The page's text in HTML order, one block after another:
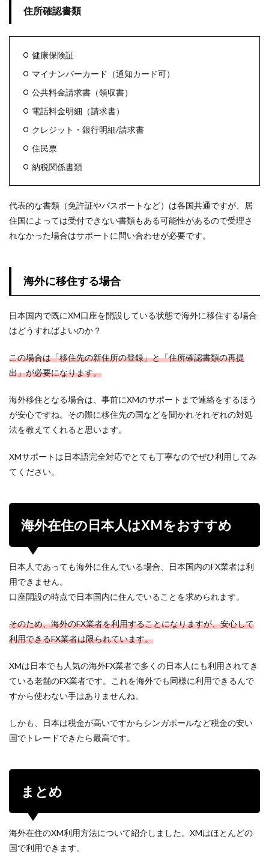
住所確認書類
健康保険証
マイナンバーカード（通知カード可）
公共料金請求書（領収書）
電話料金明細（請求書）
クレジット・銀行明細/請求書
住民票
納税関係書類
代表的な書類（免許証やパスポートなど）は各国共通ですが、居
住国によっては受付できない書類もある可能性があるので受理さ
れなかった場合はサポートに問い合わせが必要です。
海外に移住する場合
日本国内で既にXM口座を開設している状態で海外に移住する場合
はどうすればよいのか？
この場合は「移住先の新住所の登録」と「住所確認書類の再提
出」が必要になります。
海外移住となる場合は、事前にXMのサポートまで連絡をするほう
が安心ですね。その際に移住先の国などを聞かれそれぞれの対処
法を教えてくれると思います。
XMサポートは日本語完全対応でとても丁寧なのでぜひ利用してみ
てください。
海外在住の日本人はXMをおすすめ
日本人であっても海外に住んでいる場合、日本国内のFX業者は利
用できません。
口座開設の時点で日本国内に住んでいることを求められます。
そのため、海外のFX業者を利用することになりますが、安心して
利用できるFX業者は限られています。
XMは日本でも人気の海外FX業者で多くの日本人にも利用されてき
ている老舗のFX業者です。これを海外でも同様に利用できるんで
すから使わない手はありませんね。
しかも、日本は税金が高いですからシンガポールなど税金の安い
国でトレードできたら最高です。
まとめ
海外在住のXM利用方法について紹介しました。XMはほとんどの
国で利用できます。